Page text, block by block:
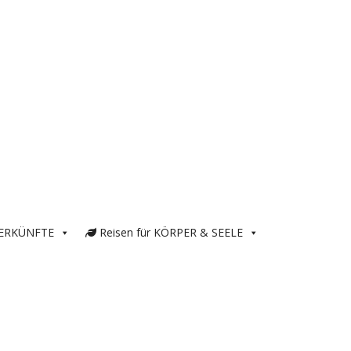
Reisen für KÖRPER & SEELE